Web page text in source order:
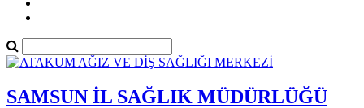
SAMSUN İL SAĞLIK MÜDÜRLÜĞÜ